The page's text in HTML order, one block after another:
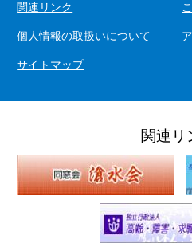
関連リンク
個人情報の取扱いについて
サイトマップ
関連リ